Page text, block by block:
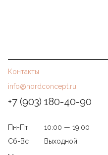
Контакты
info@nordconcept.ru
+7 (903) 180-40-90
Пн-Пт
10:00 — 19.00
Сб-Вс
Выходной